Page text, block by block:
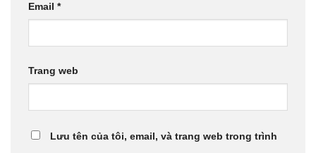
Email *
Trang web
Lưu tên của tôi, email, và trang web trong trình